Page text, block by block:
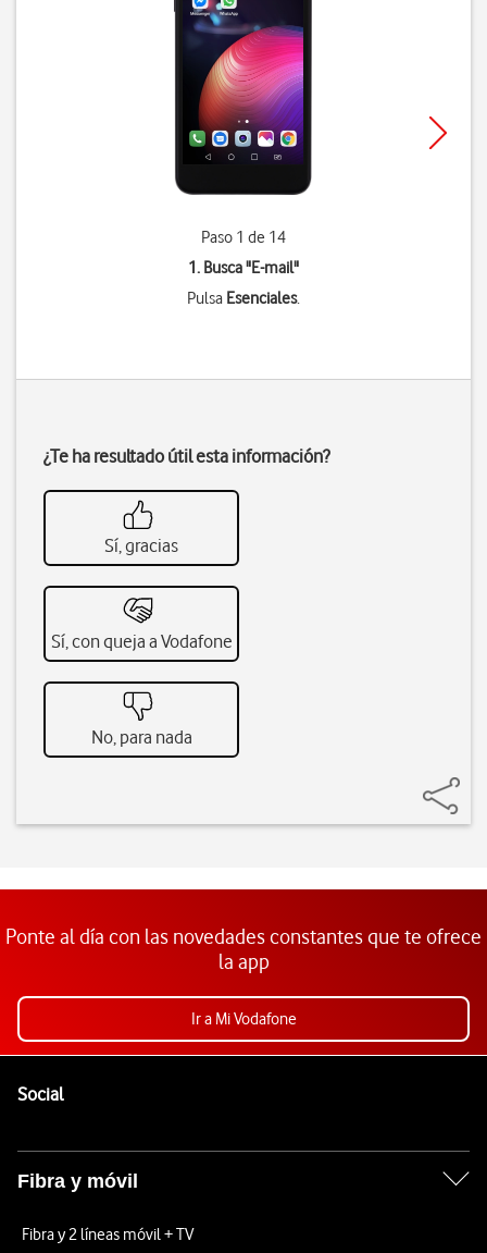
Paso 1 de 14
1. Busca "E-mail"
Pulsa Esenciales.
¿Te ha resultado útil esta información?
Sí, gracias
Sí, con queja a Vodafone
No, para nada
Ponte al día con las novedades constantes que te ofrece
la app
Ir a Mi Vodafone
SocialEnlaces a las redes sociales de Vodafone
Fibra y móvil
Fibra y 2 líneas móvil + TV